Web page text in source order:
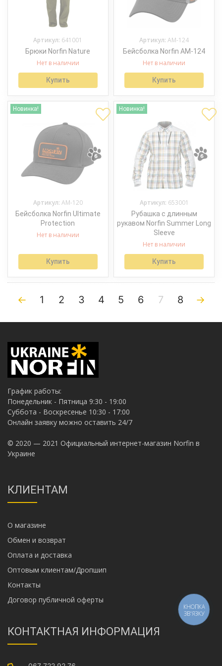
Артикул: 641001
Брюки Norfin Nature
Нет в наличии
Купить
Артикул:AM-124
Бейсболка Norfin AM-124
Нет в наличии
Купить
Новинка!
Артикул: AM-120
Бейсболка Norfin Ultimate
Protection
Нет в наличии
Купить
Новинка!
Артикул: 653001
Рубашка c длинным
рукавом Norfin Summer Long
Sleeve
Нет в наличии
Купить
← 1 2 3 4 5 6 7 8 →
График работы:
Понедельник - Пятница 9:30 - 19:00
Суббота - Воскресенье 10:30 - 17:00
Онлайн заявку можно оставить 24/7
© 2020 — 2021 Официальный интернет-магазин Norfin в
Украине
КЛИЕНТАМ
О магазине
Обмен и возврат
Оплата и доставка
Оптовым клиентам/Дропшип
Контакты
Договор публичной оферты
КОНТАКТНАЯ ИНФОРМАЦИЯ
КНОПКА
ЗВ'ЯЗКУ